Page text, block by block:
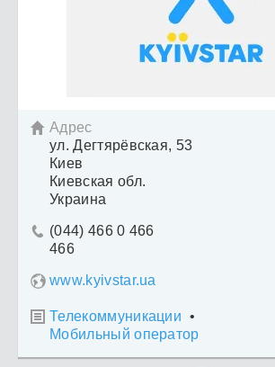
 Адрес
ул. Дегтярёвская, 53
Киев
Киевская обл.
Украина
 (044) 466 0 466
466
www.kyivstar.ua
 Телекоммуникации •
Мобильный оператор